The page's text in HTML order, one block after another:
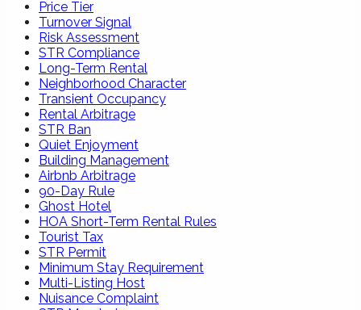
Price Tier
Turnover Signal
Risk Assessment
STR Compliance
Long-Term Rental
Neighborhood Character
Transient Occupancy
Rental Arbitrage
STR Ban
Quiet Enjoyment
Building Management
Airbnb Arbitrage
90-Day Rule
Ghost Hotel
HOA Short-Term Rental Rules
Tourist Tax
STR Permit
Minimum Stay Requirement
Multi-Listing Host
Nuisance Complaint